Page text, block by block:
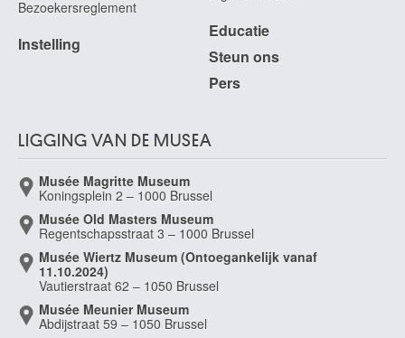
Bezoekersreglement
Instelling
Educatie
Steun ons
Pers
LIGGING VAN DE MUSEA
Musée Magritte Museum
Koningsplein 2 – 1000 Brussel
Musée Old Masters Museum
Regentschapsstraat 3 – 1000 Brussel
Musée Wiertz Museum (Ontoegankelijk vanaf
11.10.2024)
Vautierstraat 62 – 1050 Brussel
Musée Meunier Museum
Abdijstraat 59 – 1050 Brussel